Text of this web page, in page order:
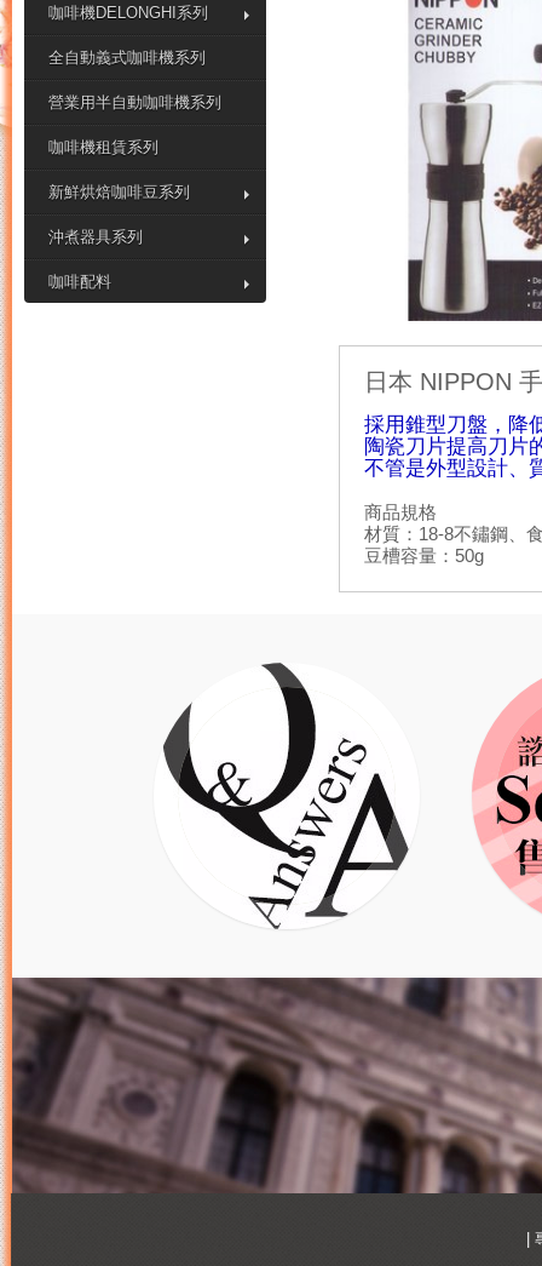
咖啡機DELONGHI系列
全自動義式咖啡機系列
營業用半自動咖啡機系列
咖啡機租賃系列
新鮮烘焙咖啡豆系列
沖煮器具系列
咖啡配料
日本 NIPPON
採用錐型刀盤，降
陶瓷刀片提高刀片
不管是外型設計、
商品規格
材質：18-8不鏽鋼、
豆槽容量：50g
|